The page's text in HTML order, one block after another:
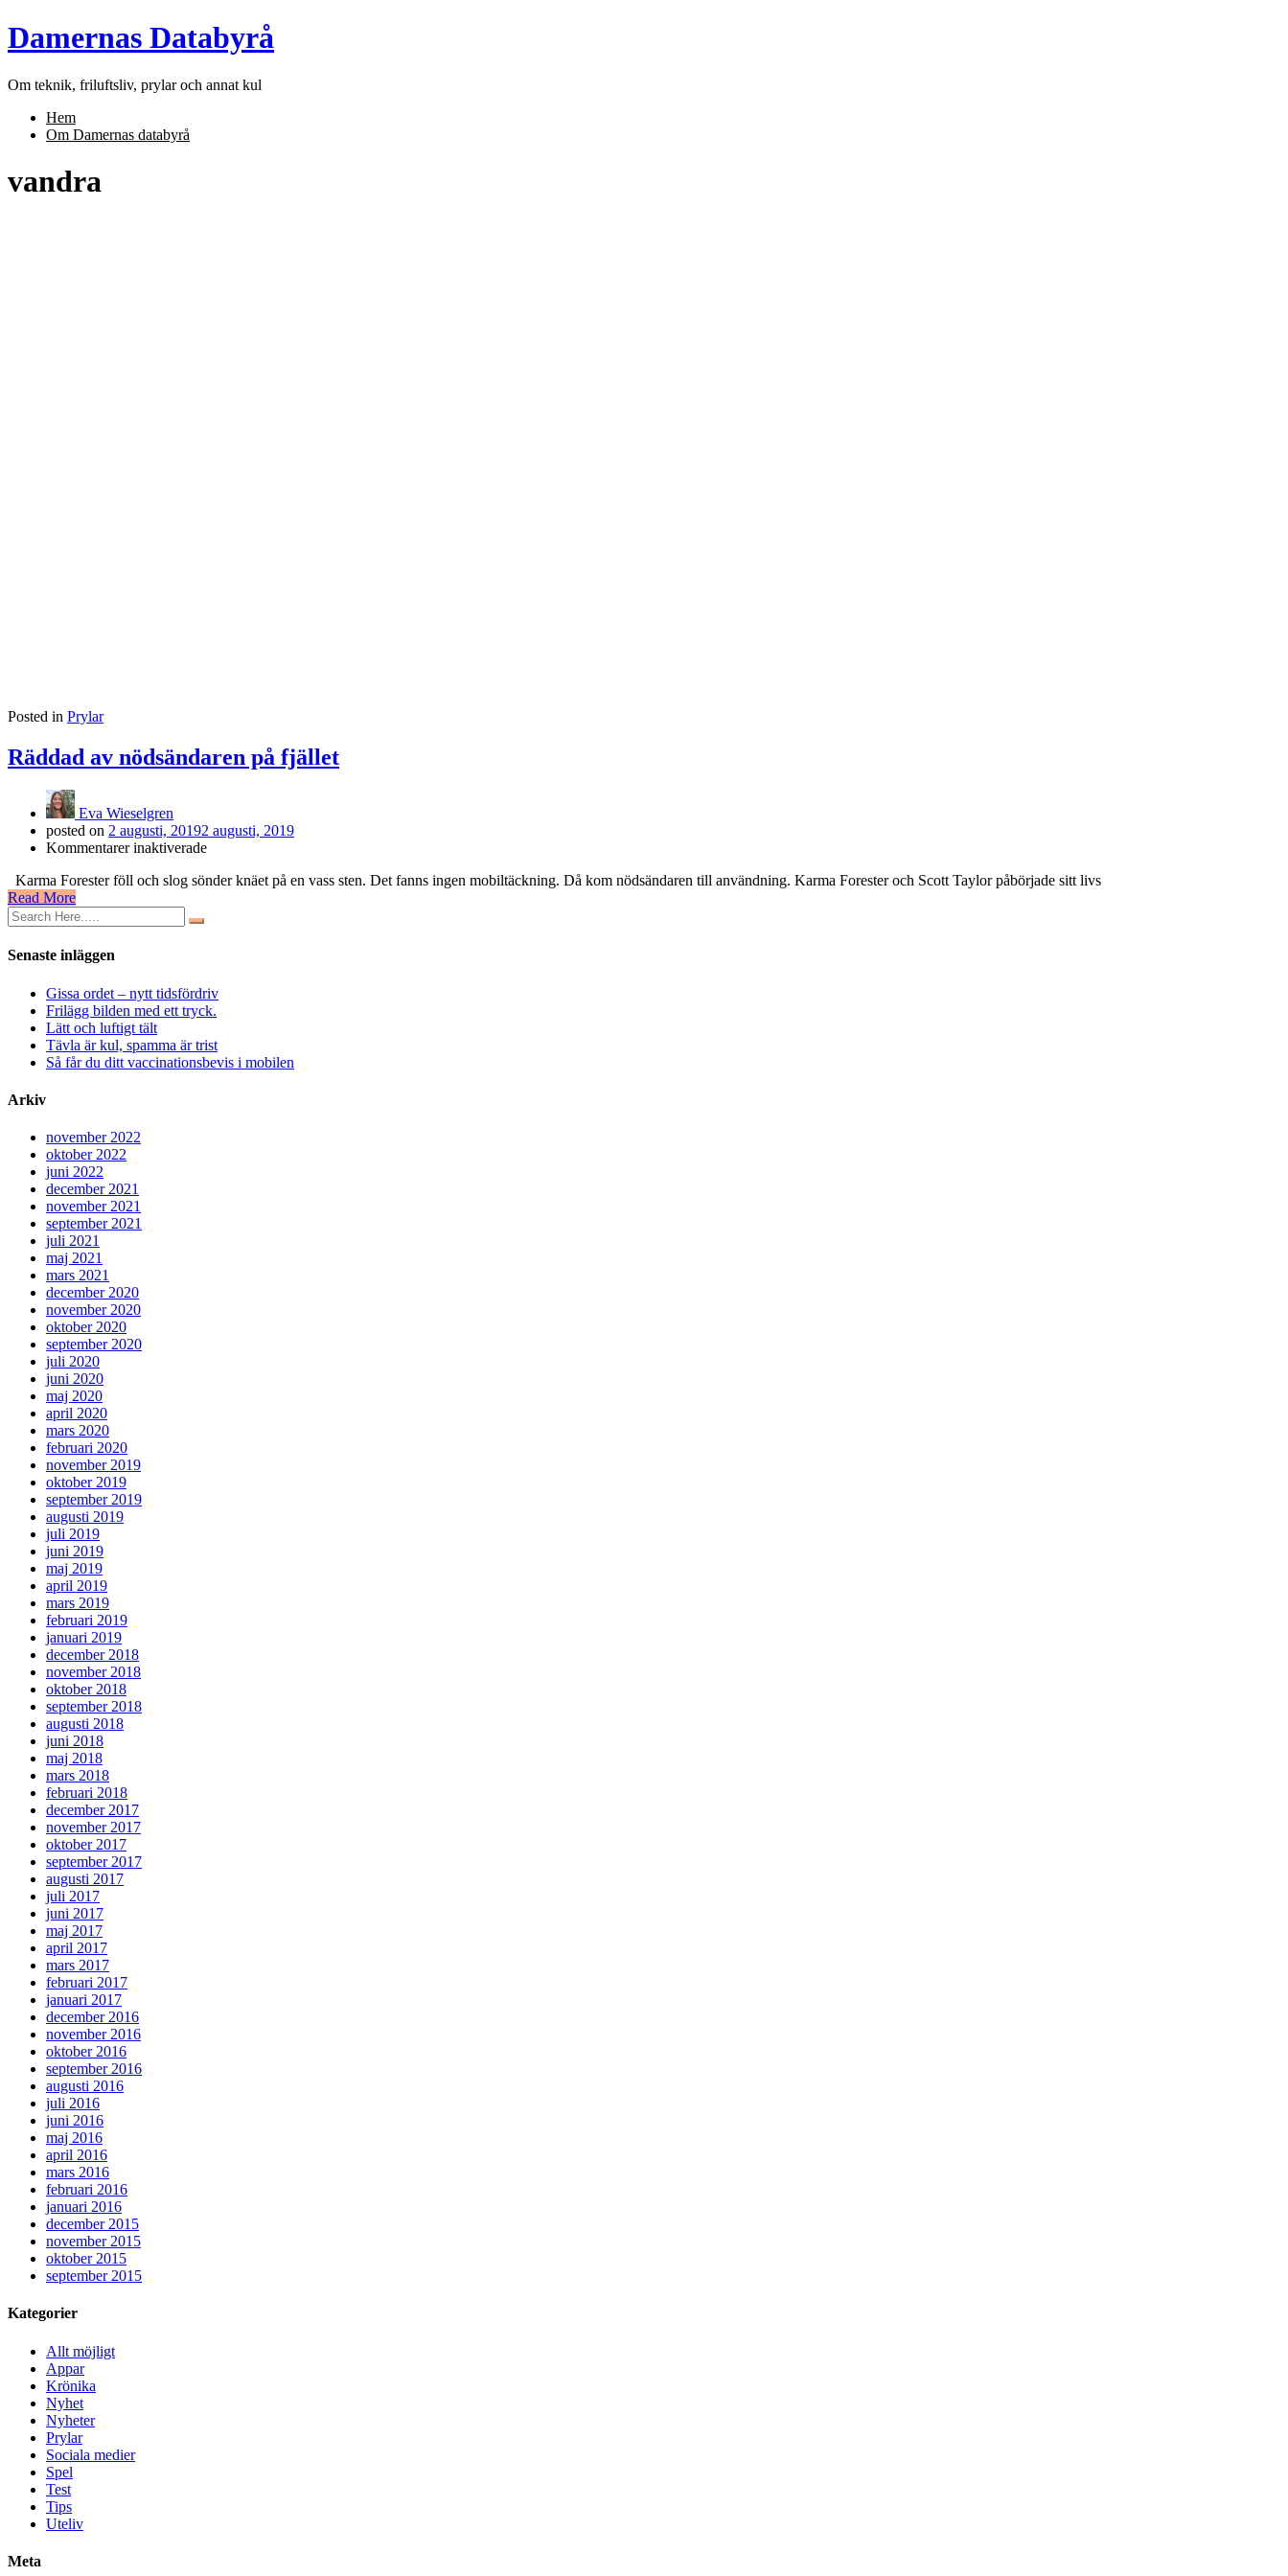
Skip
to
Damernas Databyrå
Om teknik, friluftsliv, prylar och annat kul
Hem
Om Damernas databyrå
vandra
Posted in Prylar
Räddad av nödsändaren på fjället
Eva Wieselgren
posted on 2 augusti, 20192 augusti, 2019
Kommentarer inaktiveradeför
av
Karma Forester föll och slog sönder knäet på en vass sten. Det fanns ingen mobiltäckning. Då kom nödsändaren till användning. Karma Forester och Scott Taylor påbörjade sitt livs
Read More
Senaste inläggen
Gissa ordet – nytt tidsfördriv
Frilägg bilden med ett tryck.
Lätt och luftigt tält
Tävla är kul, spamma är trist
Så får du ditt vaccinationsbevis i mobilen
Arkiv
november 2022
oktober 2022
juni 2022
december 2021
november 2021
september 2021
juli 2021
maj 2021
mars 2021
december 2020
november 2020
oktober 2020
september 2020
juli 2020
juni 2020
maj 2020
april 2020
mars 2020
februari 2020
november 2019
oktober 2019
september 2019
augusti 2019
juli 2019
juni 2019
maj 2019
april 2019
mars 2019
februari 2019
januari 2019
december 2018
november 2018
oktober 2018
september 2018
augusti 2018
juni 2018
maj 2018
mars 2018
februari 2018
december 2017
november 2017
oktober 2017
september 2017
augusti 2017
juli 2017
juni 2017
maj 2017
april 2017
mars 2017
februari 2017
januari 2017
december 2016
november 2016
oktober 2016
september 2016
augusti 2016
juli 2016
juni 2016
maj 2016
april 2016
mars 2016
februari 2016
januari 2016
december 2015
november 2015
oktober 2015
september 2015
Kategorier
Allt möjligt
Appar
Krönika
Nyhet
Nyheter
Prylar
Sociala medier
Spel
Test
Tips
Uteliv
Meta